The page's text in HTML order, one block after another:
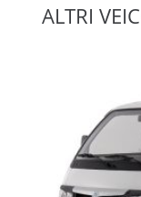
ALTRI